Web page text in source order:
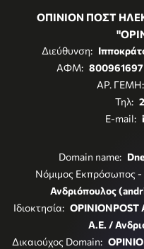
ΟΠΙΝΙΟΝ ΠΟΣΤ
Διεύθυνση:
ΑΦΜ: 800961697
ΑΡ. ΓΕΜΗ:
Τηλ:
E-mail:
Domain name:
Νόμιμος Εκπρόσωπος -
Ανδριόπουλος
Ιδιοκτησία: OPINIONPOST
Α.Ε. /
Δικαιούχος Domain: